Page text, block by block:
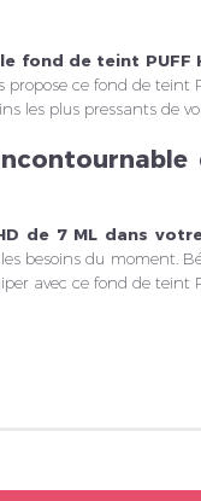
fond de teint PUFF
propose ce fond de
les plus pressants de
de 7 ML dans
besoins du moment.
avec ce fond de teint